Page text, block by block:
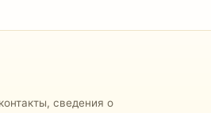
сведения о